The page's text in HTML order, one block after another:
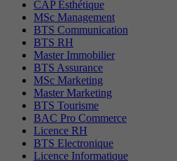
CAP Esthétique
MSc Management
BTS Communication
BTS RH
Master Immobilier
BTS Assurance
MSc Marketing
Master Marketing
BTS Tourisme
BAC Pro Commerce
Licence RH
BTS Electronique
Licence Informatique